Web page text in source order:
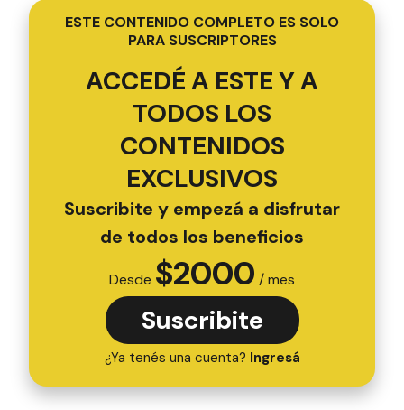
ESTE CONTENIDO COMPLETO ES SOLO
PARA SUSCRIPTORES
ACCEDÉ A ESTE Y A
TODOS LOS
CONTENIDOS
EXCLUSIVOS
Suscribite y empezá a disfrutar
de todos los beneficios
Desde $2000 / mes
Suscribite
¿Ya tenés una cuenta? Ingresá